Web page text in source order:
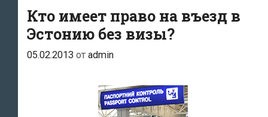
Кто имеет право на въезд в
Эстонию без визы?
05.02.2013 от admin